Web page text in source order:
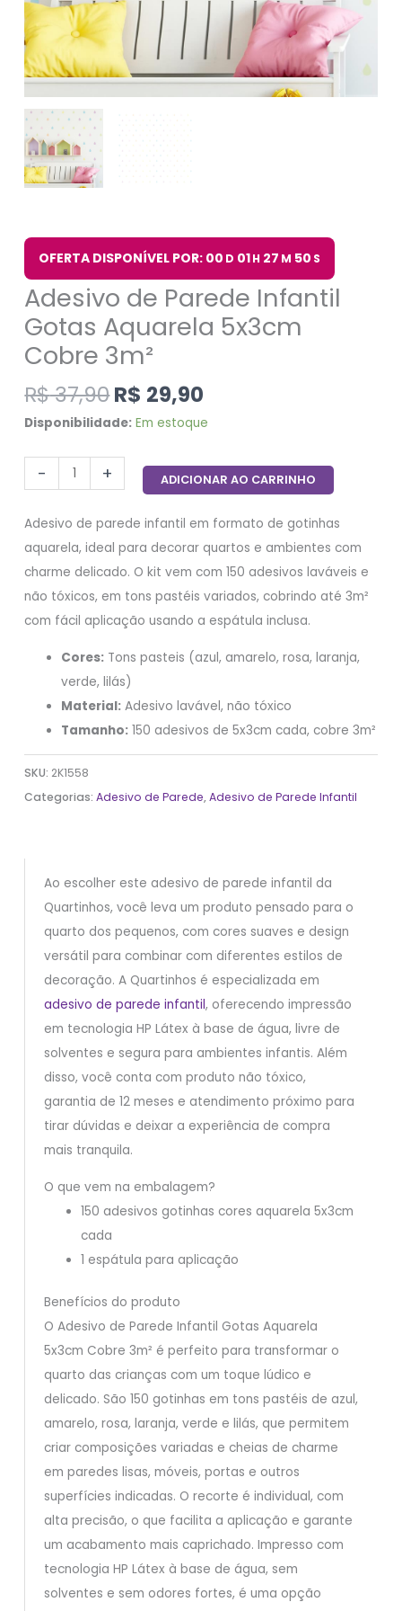
OFERTA DISPONÍVEL POR: 00 D 01H 27 M 49 S
Adesivo de Parede Infantil
Gotas Aquarela 5x3cm
Cobre 3m²
R$37,90R$ 29,90
Disponibilidade: Em estoque
- + ADICIONAR AO CARRINHO
Adesivo de parede infantil em formato de gotinhas
aquarela, ideal para decorar quartos e ambientes com
charme delicado. O kit vem com 150 adesivos laváveis e
não tóxicos, em tons pastéis variados, cobrindo até 3m²
com fácil aplicação usando a espátula inclusa.
Cores: Tons pasteis (azul, amarelo, rosa, laranja,
verde, lilás)
Material: Adesivo lavável, não tóxico
Tamanho: 150 adesivos de 5x3cm cada, cobre 3m²
SKU: 2K1558
Categorias:Adesivo de Parede,Adesivo de Parede Infantil
Ao escolher este adesivo de parede infantil da
Quartinhos, você leva um produto pensado para o
quarto dos pequenos, com cores suaves e design
versátil para combinar com diferentes estilos de
decoração. A Quartinhos é especializada em
adesivo de parede infantil, oferecendo impressão
em tecnologia HP Látex à base de água, livre de
solventes e segura para ambientes infantis. Além
disso, você conta com produto não tóxico,
garantia de 12 meses e atendimento próximo para
tirar dúvidas e deixar a experiência de compra
mais tranquila.
O que vem na embalagem?
150 adesivos gotinhas cores aquarela 5x3cm
cada
1 espátula para aplicação
Benefícios do produto
O Adesivo de Parede Infantil Gotas Aquarela
5x3cm Cobre 3m² é perfeito para transformar o
quarto das crianças com um toque lúdico e
delicado. São 150 gotinhas em tons pastéis de azul,
amarelo, rosa, laranja, verde e lilás, que permitem
criar composições variadas e cheias de charme
em paredes lisas, móveis, portas e outros
superfícies indicadas. O recorte é individual, com
alta precisão, o que facilita a aplicação e garante
um acabamento mais caprichado. Impresso com
tecnologia HP Látex à base de água, sem
solventes e sem odores fortes, é uma opção